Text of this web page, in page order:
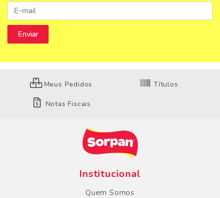
Meus Pedidos Títulos
Notas Fiscais
Institucional
Quem Somos